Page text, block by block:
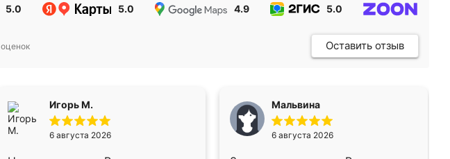
5.0 5.0 4.9 5.0
оценок Оставить отзыв
Игорь М.
6 августа 2026
Мальвина
6 августа 2026